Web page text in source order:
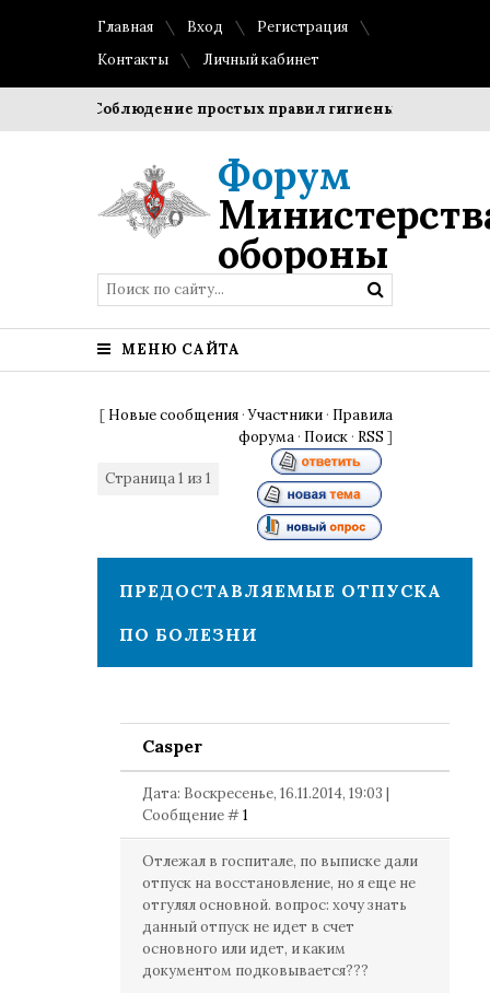
Главная Вход
Регистрация
Контакты
Личный кабинет
Соблюдение простых правил гигиены помогает
Форум
обороны
МЕНЮ САЙТА
[ Новые сообщения ·Участники · Правила
форума · Поиск · RSS ]
Страница1 из 1
ПРЕДОСТАВЛЯЕМЫЕ ОТПУСКА
ПО БОЛЕЗНИ
Casper
Дата: Воскресенье, 16.11.2014, 19:03 |
Сообщение #1
Отлежал в госпитале, по выписке дали
отпуск на восстановление, но я еще не
отгулял основной. вопрос: хочу знать
данный отпуск не идет в счет
основного или идет, и каким
документом подковывается???